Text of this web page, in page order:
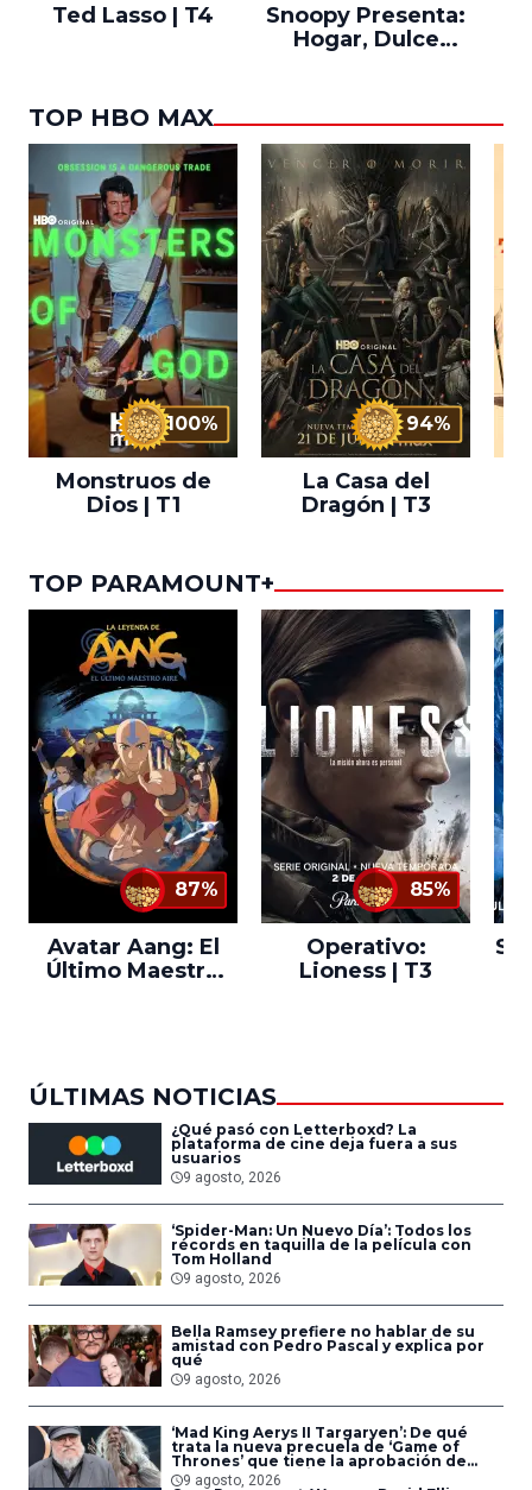
Ted Lasso | T4
Snoopy Presenta:
Hogar, Dulce
TOP HBO MAX
100%
Monstruos de
Dios | T1
94%
La Casa del
Dragón | T3
TOP PARAMOUNT+
87%
Avatar Aang: El
Último Maestro
85%
Operativo:
Lioness | T3
ÚLTIMAS NOTICIAS
¿Qué pasó con Letterboxd? La
plataforma de cine deja fuera a sus
usuarios
9 agosto, 2026
‘Spider-Man: Un Nuevo Día’: Todos los
récords en taquilla de la película con
Tom Holland
9 agosto, 2026
Bella Ramsey prefiere no hablar de su
amistad con Pedro Pascal y explica por
qué
9 agosto, 2026
‘Mad King Aerys II Targaryen’: De qué
trata la nueva precuela de ‘Game of
Thrones’ que tiene la aprobación de
George R.R. Martin
9 agosto, 2026